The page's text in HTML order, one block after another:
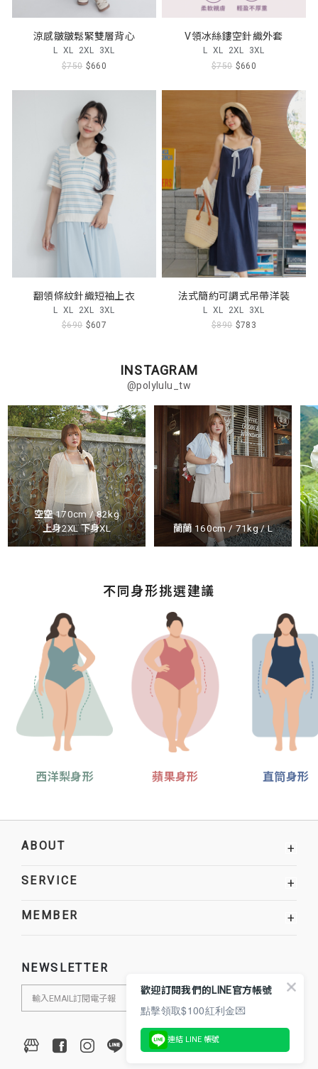
涼感皺皺鬆緊雙層背心
L XL 2XL 3XL
$750 $660
V領冰絲鏤空針織外套
L XL 2XL 3XL
$750 $660
翻領條紋針織短袖上衣
L XL 2XL 3XL
$690 $607
法式簡約可調式吊帶洋裝
L XL 2XL 3XL
$890 $783
INSTAGRAM
@polylulu_tw
空空 170cm / 82kg
上身2XL 下身XL
蘭蘭 160cm / 71kg / L
不同身形挑選建議
西洋梨身形 蘋果身形 直筒身形
ABOUT +
SERVICE +
MEMBER +
NEWSLETTER
歡迎訂閱我們的LINE官方帳號
點擊領取$100紅利金💌
連結 LINE 帳號